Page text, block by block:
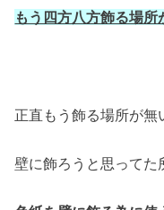
もう四方八方飾る場所
正直もう飾る場所が無
壁に飾ろうと思ってた